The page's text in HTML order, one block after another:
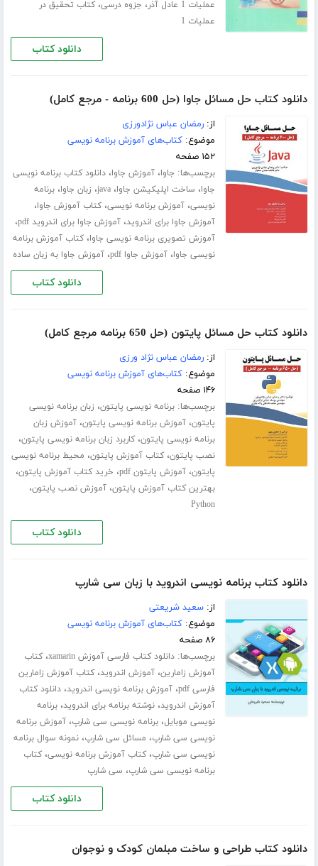
عملیات 1 عادل آذر ، جزوه درسی،کتاب تحقیق در
عملیات 1
دانلود کتاب
دانلود کتاب حل مسائل جاوا (حل 600 برنامه - مرجع کامل)
از:رمضان عباس نژادورزی
موضوع:کتاب‌های آموزش برنامه نویسی
۱۵۲ صفحه
برچسب‌ها: جاوا،آموزش جاوا،دانلود کتاب برنامه نویسی
جاوا، ساخت اپلیکیشن جاوا،java، زبان جاوا،برنامه
نویسی،آموزش برنامه نویسی،کتاب آموزش جاوا،
آموزش جاوا برای اندروید،آموزش جاوا برای اندروید pdf ،
آموزش تصویری برنامه نویسی جاوا،کتاب آموزش برنامه
نویسی جاوا،آموزش جاوا pdf ،آموزش جاوا به زبان ساده
دانلود کتاب
دانلود کتاب حل مسائل پایتون (حل 650 برنامه مرجع کامل)
از:رمضان عباس نژاد ورزی
موضوع:کتاب‌های آموزش برنامه نویسی
۱۴۶ صفحه
برچسب‌ها:برنامه نویسی پایتون، زبان برنامه نویسی
پایتون،آموزش برنامه نویسی پایتون،آموزش زبان
برنامه نویسی پایتون،کاربرد زبان برنامه نویسی پایتون،
نصب پایتون،کتاب آموزش پایتون، محیط برنامه نویسی
پایتون،آموزش پایتون pdf ، خرید کتاب آموزش پایتون،
بهترین کتاب آموزش پایتون،آموزش نصب پایتون،
Python
دانلود کتاب
دانلود کتاب برنامه نویسی اندروید با زبان سی شارپ
از:سعید شریعتی
موضوع:کتاب‌های آموزش برنامه نویسی
۸۶ صفحه
برچسب‌ها:دانلود کتاب فارسی آموزش xamarin ،کتاب
آموزش زامارین،آموزش اندروید،کتاب آموزش زامارین
فارسی pdf
،آموزش برنامه نویسی اندروید،دانلود کتاب
آموزش اندروید،نوشته برنامه برای اندروید،برنامه
نویسی موبایل،برنامه نویسی سی شارپ،آموزش برنامه
نویسی سی شارپ، مسائل سی شارپ،نمونه سوال برنامه
نویسی سی شارپ،کتاب آموزش برنامه نویسی،کتاب
برنامه نویسی سی شارپ، سی شارپ
دانلود کتاب
دانلود کتاب طراحی و ساخت مبلمان کودک و نوجوان